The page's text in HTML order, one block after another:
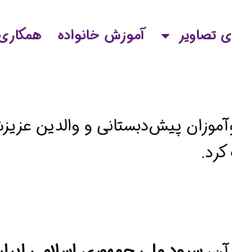
تصاویر آموزش خانواده
پیش‌دبستانی و والدین